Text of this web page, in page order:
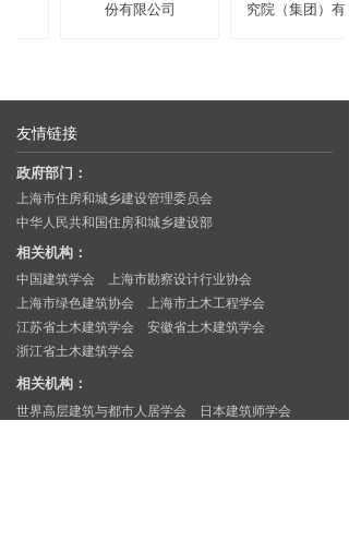
份有限公司
究院（集团）有限
友情链接
上海市住房和城乡建设管理委员会
中华人民共和国住房和城乡建设部
相关机构：
中国建筑学会
上海市勘察设计行业协会
上海市绿色建筑协会
上海市土木工程学会
江苏省土木建筑学会
安徽省土木建筑学会
浙江省土木建筑学会
政府部门：
相关机构：
世界高层建筑与都市人居学会
日本建筑师学会